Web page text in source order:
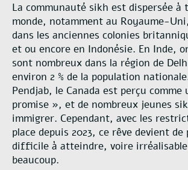
La communauté sikh est dispersée à
monde, notamment au Royaume-
dans les anciennes colonies
et ou encore en Indonésie. En Inde,
sont nombreux dans la région de
environ 2 % de la population
Pendjab, le Canada est perçu
promise », et de nombreux jeunes
immigrer. Cependant, avec les
place depuis 2023, ce rêve devient de
difficile à atteindre, voire
beaucoup.